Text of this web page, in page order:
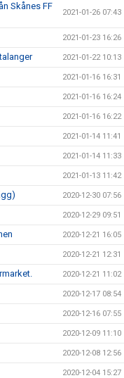
Skånes FF
2021-01-26 07:43
2021-01-23 16:26
2021-01-22 10:13
2021-01-16 16:31
2021-01-16 16:24
2021-01-16 16:22
2021-01-14 11:41
2021-01-14 11:33
2021-01-13 11:42
2020-12-30 07:56
2020-12-29 09:51
2020-12-21 16:05
2020-12-21 12:31
2020-12-21 11:02
2020-12-17 08:54
2020-12-16 07:55
2020-12-09 11:10
2020-12-08 12:56
2020-12-04 15:27